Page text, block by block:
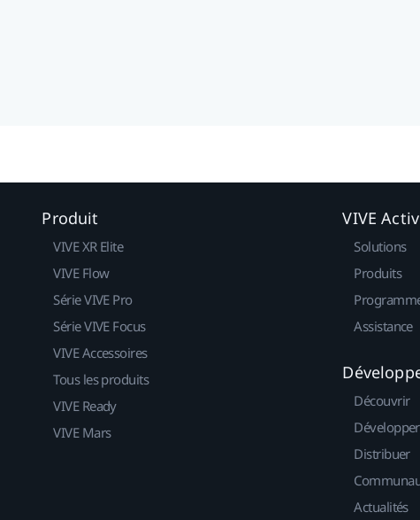
Produit
VIVE XR Elite
VIVE Flow
Série VIVE Pro
Série VIVE Focus
VIVE Accessoires
Tous les produits
VIVE Ready
VIVE Mars
VIVE
Solutions
Produits
Assistance
Découvrir
Développer
Distribuer
Actualités